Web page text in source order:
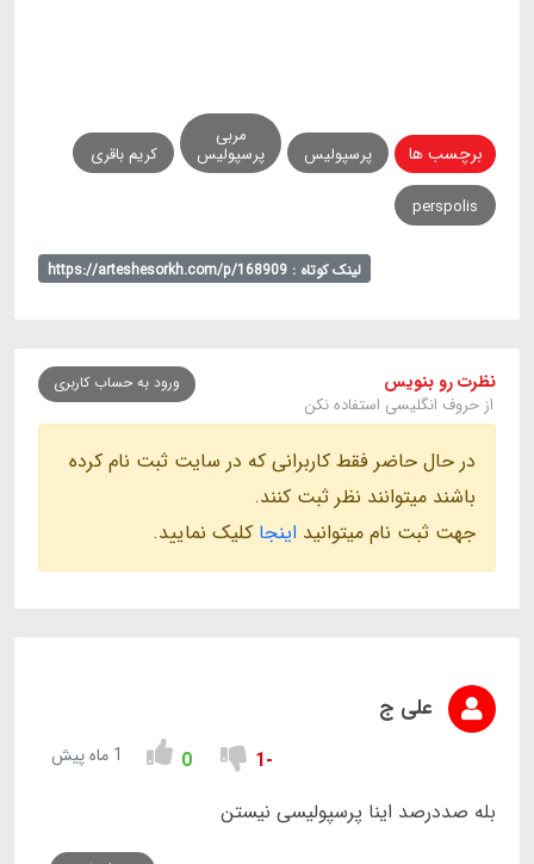
برچسب ها پرسپولیس
مربی
پرسپولیس کریم باقری
perspolis
لینک کوتاه : https://arteshesorkh.com/p/168909
نظرت رو بنویس
از حروف انگلیسی استفاده نکن
ورود به حساب کاربری
در حال حاضر فقط کاربرانی که در سایت ثبت نام کرده
باشند میتوانند نظر ثبت کنند.
جهت ثبت نام میتوانید اینجا کلیک نمایید.
علی ج
-1
0 1 ماه پیش
بله صددرصد اینا پرسپولیسی نیستن